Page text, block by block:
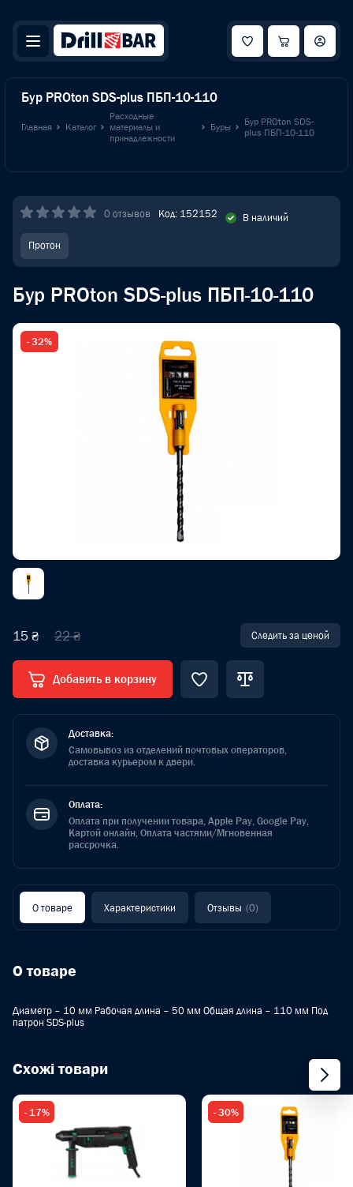
Бур PROton SDS-plus ПБП-10-110
Главная Каталог
Расходные
материалы и
принадлежности
Буры
Бур PROton SDS-
plus ПБП-10-110
0 отзывов Код: 152152 В наличий
Протон
Бур PROton SDS-plus ПБП-10-110
- 32%
15 ₴ 22 ₴ Следить за ценой
Добавить в корзину
Доставка:
Самовывоз из отделений почтовых операторов,
доставка курьером к двери.
Оплата:
Оплата при получении товара, Apple Pay, Google Pay,
Картой онлайн, Оплата частями/Мгновенная
рассрочка.
О товаре Характеристики Отзывы (0)
О товаре
Диаметр – 10 мм Рабочая длина – 50 мм Общая длина – 110 мм Под
патрон SDS-plus
Схожі товари
- 17% - 30%